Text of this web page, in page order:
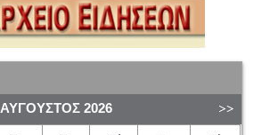
ΑΎΓΟΥΣΤΟΣ 2026